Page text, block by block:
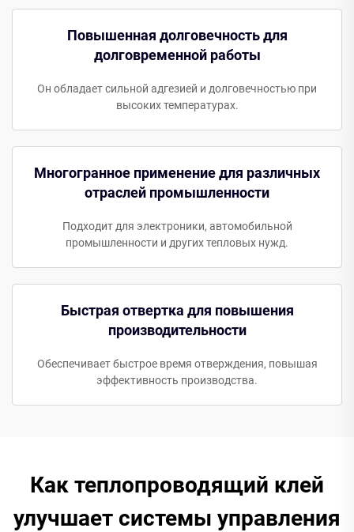
Повышенная долговечность для
долговременной работы
Он обладает сильной адгезией и долговечностью при
высоких температурах.
Многогранное применение для различных
отраслей промышленности
Подходит для электроники, автомобильной
промышленности и других тепловых нужд.
Быстрая отвертка для повышения
производительности
Обеспечивает быстрое время отверждения, повышая
эффективность производства.
Как теплопроводящий клей
улучшает системы управления